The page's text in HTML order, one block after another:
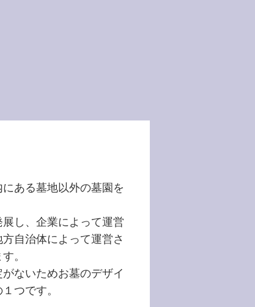
ある墓地以外の墓園を
し、企業によって運営
自治体によって運営さ
。
ないためお墓のデザイ
つです。